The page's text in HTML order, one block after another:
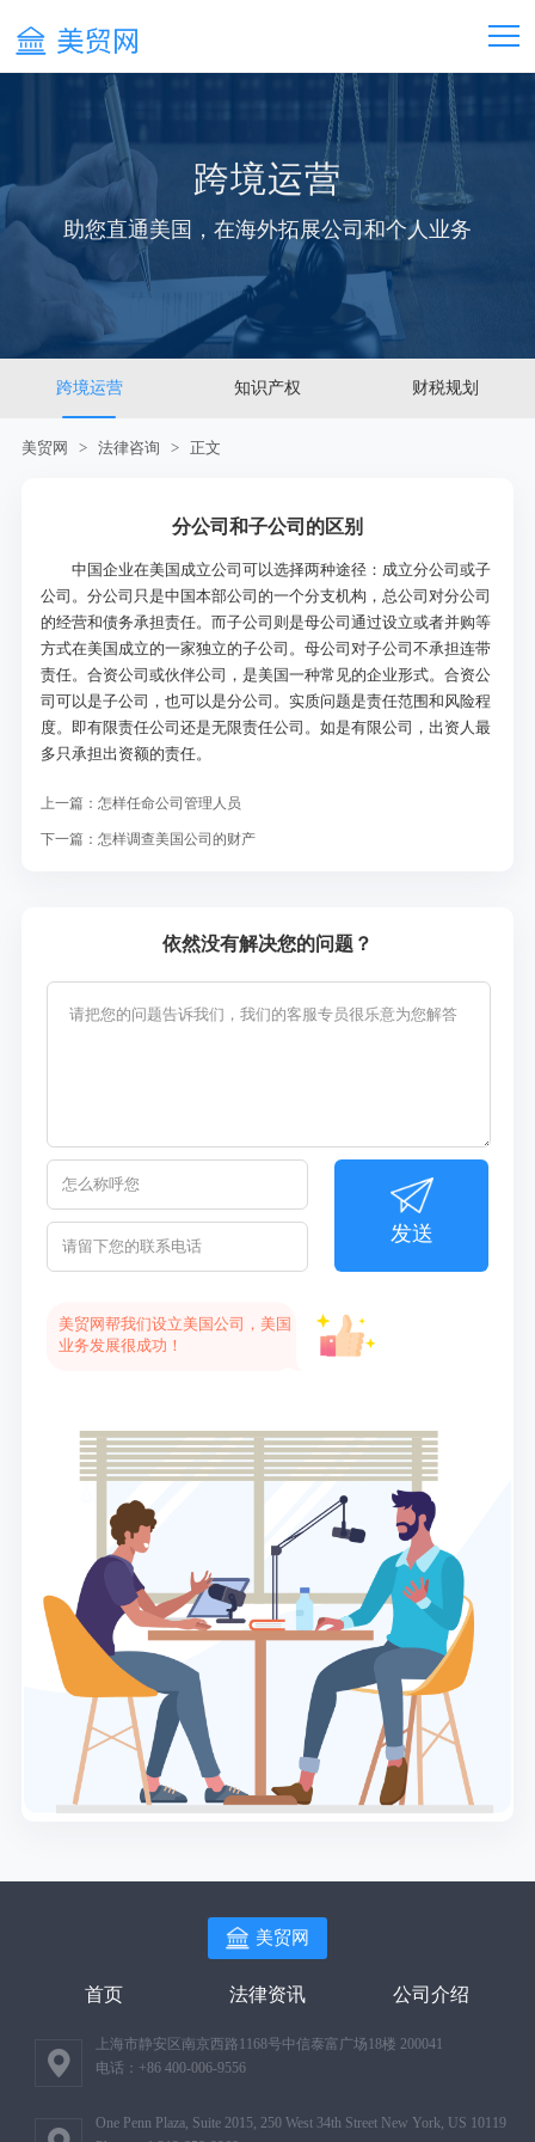
跨境运营
助您直通美国，在海外拓展公司和个人业务
跨境运营 知识产权 财税规划
美贸网 > 法律咨询 > 正文
分公司和子公司的区别
中国企业在美国成立公司可以选择两种途径：成立分公司或子
公司。分公司只是中国本部公司的一个分支机构，总公司对分公司
的经营和债务承担责任。而子公司则是母公司通过设立或者并购等
方式在美国成立的一家独立的子公司。母公司对子公司不承担连带
责任。合资公司或伙伴公司，是美国一种常见的企业形式。合资公
司可以是子公司，也可以是分公司。实质问题是责任范围和风险程
度。即有限责任公司还是无限责任公司。如是有限公司，出资人最
多只承担出资额的责任。
上一篇：怎样任命公司管理人员
下一篇：怎样调查美国公司的财产
依然没有解决您的问题？
发送
美贸网帮我们设立美国公司，美国
业务发展很成功！
美贸网
首页 法律资讯 公司介绍
上海市静安区南京西路1168号中信泰富广场18楼 200041
电话：+86 400-006-9556
One Penn Plaza, Suite 2015, 250 West 34th Street New York, US 10119